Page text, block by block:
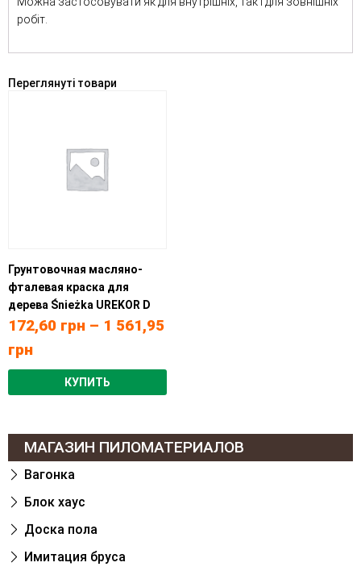
робіт.
Переглянуті товари
Грунтовочная масляно-
фталевая краска для
дерева Śnieżka UREKOR D
172,60 грн – 1 561,95
грн
КУПИТЬ
МАГАЗИН ПИЛОМАТЕРИАЛОВ
Вагонка
Блок хаус
Доска пола
Имитация бруса